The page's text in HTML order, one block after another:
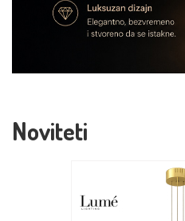
Noviteti